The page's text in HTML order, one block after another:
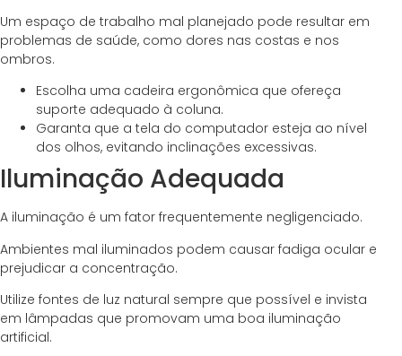
Um espaço de trabalho mal planejado pode resultar em
problemas de saúde, como dores nas costas e nos
ombros.
Escolha uma cadeira ergonômica que ofereça
suporte adequado à coluna.
Garanta que a tela do computador esteja ao nível
dos olhos, evitando inclinações excessivas.
Iluminação Adequada
A iluminação é um fator frequentemente negligenciado.
Ambientes mal iluminados podem causar fadiga ocular e
prejudicar a concentração.
Utilize fontes de luz natural sempre que possível e invista
em lâmpadas que promovam uma boa iluminação
artificial.